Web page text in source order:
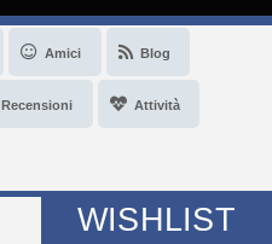
Amici Blog
Recensioni Attività
WISHLIST